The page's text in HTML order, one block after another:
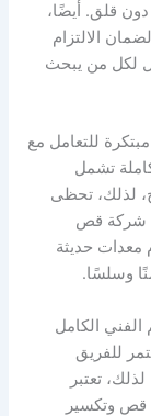
قلق. أيضًا،
الالتزام
لكل من يبحث
للتعامل مع
تشمل
لذلك، تحظى
شركة قص
معدات حديثة
وسلسًا.
الكامل
للفريق
تعتبر
قص وتكسير